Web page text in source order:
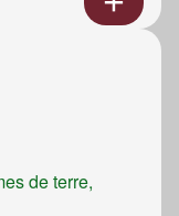
de terre,